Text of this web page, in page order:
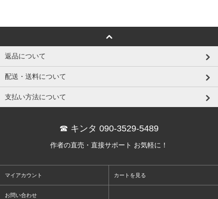
返品について
配送・送料について
支払い方法について
☎ キンタ 090-3529-5489
作者の直売・直接サポート お気軽に！
マイアカウント カートを見る
お問い合わせ